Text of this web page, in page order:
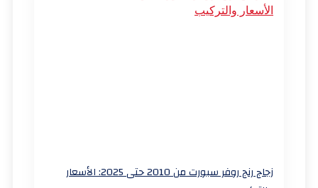
زجاج رنج روفر سبورت من 2010 حتى 2025: الأسعار